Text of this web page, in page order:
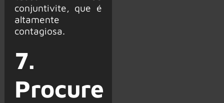
conjuntivite, que é
altamente
contagiosa.
7.
Procure